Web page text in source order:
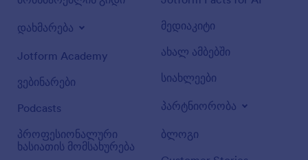
დახმარება
Jotform Academy
ვებინარები
Podcasts
პროფესიონალური
ხასიათის მომსახურება
მედიაკიტი
ახალ ამბებში
სიახლეები
პარტნიორობა
ბლოგი